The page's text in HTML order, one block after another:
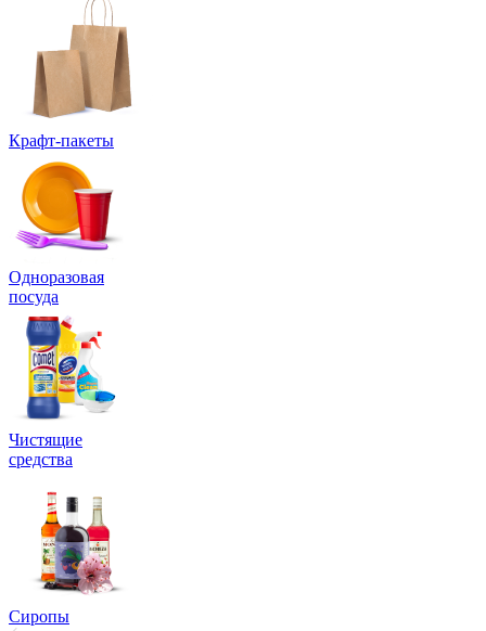
Крафт-пакеты
Одноразовая
посуда
Чистящие
средства
Сиропы